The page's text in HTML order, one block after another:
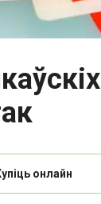
онлайн